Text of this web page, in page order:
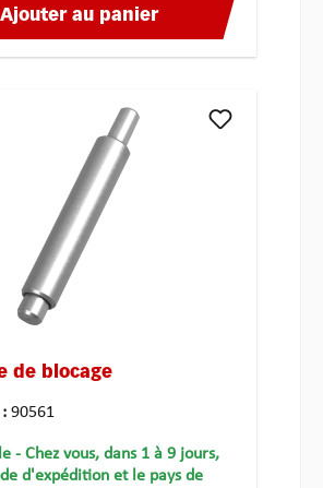
Ajouter au panier
de blocage
90561
- Chez vous, dans 1 à 9 jours,
d'expédition et le pays de